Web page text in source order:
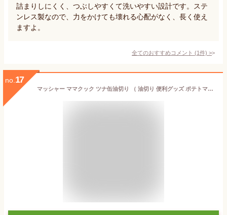
詰まりしにくく、つぶしやすくて洗いやすい設計です。ステ
ンレス製なので、力をかけても壊れる心配がなく、長く使え
ますよ。
全てのおすすめコメント (1件) >
no. 17
マッシャー ママクック ツナ缶油切り （ 油切り 便利グッズ ポテトマッシャー キッチン雑貨 キッチンツール キッチン小物 キッチングッズ 調理小物 調理道具 調理小道具 ）【39ショップ】